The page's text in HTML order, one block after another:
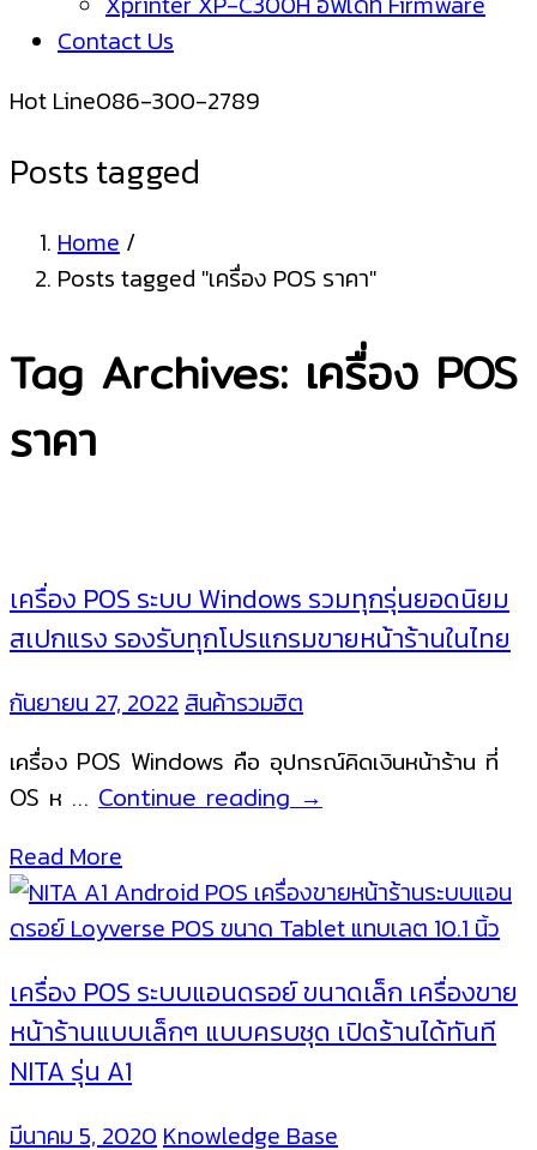
Contact Us
Hot Line086-300-2789
Posts tagged
Home /
Posts tagged "เครื่อง POS ราคา"
Tag Archives: เครื่อง POS
ราคา
เครื่อง POS ระบบ Windows รวมทุกรุ่นยอดนิยม
สเปกแรง รองรับทุกโปรแกรมขายหน้าร้านในไทย
กันยายน 27, 2022สินค้ารวมฮิต
เครื่อง POS Windows คือ อุปกรณ์คิดเงินหน้าร้าน ที่
OS ห … Continue readingเครื่อง
Windows
รวม
รุ่น
ยอด
สเปก
→
Read More
เครื่อง POS ระบบแอนดรอย์ ขนาดเล็ก เครื่องขาย
หน้าร้านแบบเล็กๆ แบบครบชุด เปิดร้านได้ทันที
NITA รุ่น A1
มีนาคม 5, 2020Knowledge Base